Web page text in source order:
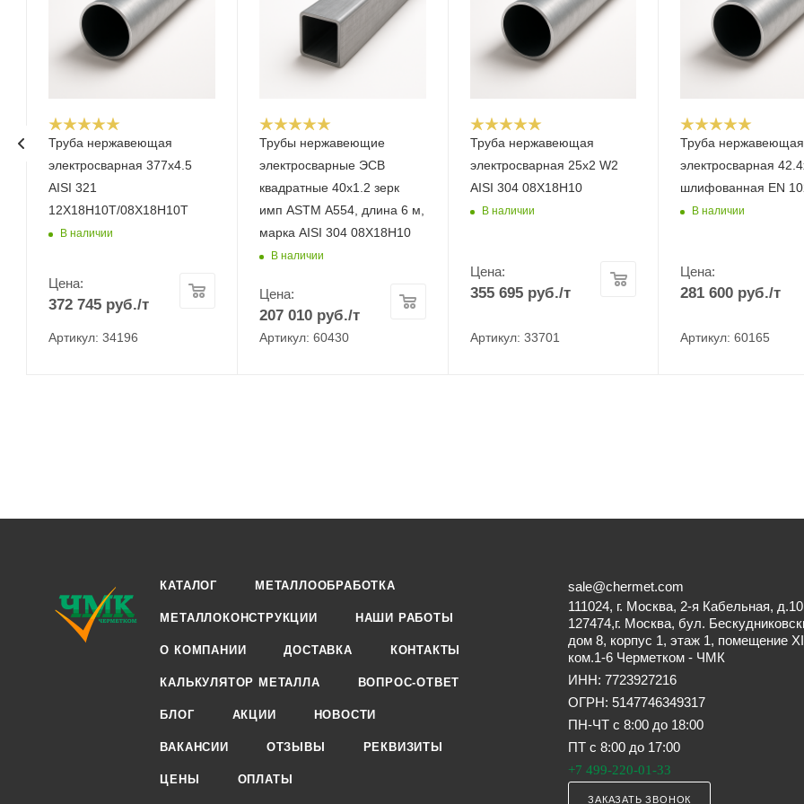
Труба нержавеющая
электросварная 377х4.5
AISI 321
12Х18Н10Т/08Х18Н10Т
В наличии
Цена:
372 745 руб./т
Артикул: 34196
Трубы нержавеющие
электросварные ЭСВ
квадратные 40х1.2 зерк
имп ASTM A554, длина 6 м,
марка AISI 304 08Х18Н10
В наличии
Цена:
207 010руб./т
Артикул: 60430
Труба нержавеющая
электросварная 25х2 W2
AISI 304 08Х18Н10
В наличии
Цена:
355 695руб./т
Артикул: 33701
Труба нержавеющая
электросварная
шлифованная EN
В наличии
Цена:
281 600 руб./т
Артикул: 60165
КАТАЛОГ МЕТАЛЛООБРАБОТКА
МЕТАЛЛОКОНСТРУКЦИИ НАШИ РАБОТЫ
О КОМПАНИИ ДОСТАВКА КОНТАКТЫ
КАЛЬКУЛЯТОР МЕТАЛЛА ВОПРОС-ОТВЕТ
БЛОГ АКЦИИ НОВОСТИ
ВАКАНСИИ ОТЗЫВЫ РЕКВИЗИТЫ
ЦЕНЫ ОПЛАТЫ
sale@chermet.com
111024, г. Москва, 2-я Кабельная, д.10
127474,г. Москва, бул.
дом 8, корпус 1, этаж 1, помещение
ком.1-6 Черметком - ЧМК
ИНН: 7723927216
ОГРН: 5147746349317
ПН-ЧТ с 8:00 до 18:00
ПТ с 8:00 до 17:00
+7 499-220-01-33
ЗАКАЗАТЬ ЗВОНОК